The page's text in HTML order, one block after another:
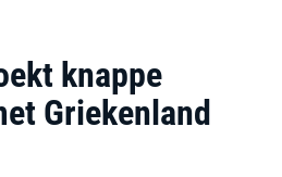
knappe
Griekenland